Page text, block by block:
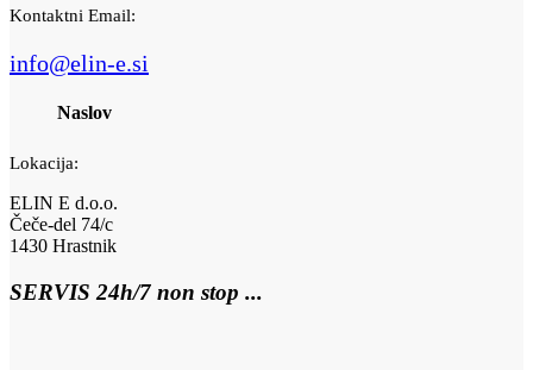
Kontaktni Email:
info@elin-e.si
Naslov
Lokacija:
ELIN E d.o.o.
Čeče-del 74/c
1430 Hrastnik
SERVIS 24h/7 non stop ...